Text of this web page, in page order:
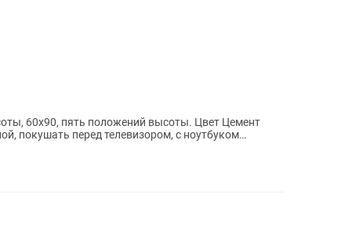
60х90, пять положений высоты. Цвет Цемент
покушать перед телевизором, с ноутбуком